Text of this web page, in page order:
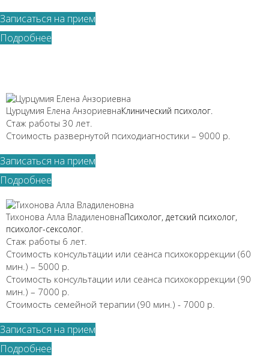
Записаться на прием
Подробнее
Цурцумия Елена АнзориевнаКлинический психолог.
Стаж работы 30 лет.
Стоимость развернутой психодиагностики – 9000 р.
Записаться на прием
Подробнее
Тихонова Алла ВладиленовнаПсихолог, детский психолог,
психолог-сексолог.
Стаж работы 6 лет.
Стоимость консультации или сеанса психокоррекции (60
мин.) – 5000 р.
Стоимость консультации или сеанса психокоррекции (90
мин.) – 7000 р.
Стоимость семейной терапии (90 мин.) - 7000 р.
Записаться на прием
Подробнее